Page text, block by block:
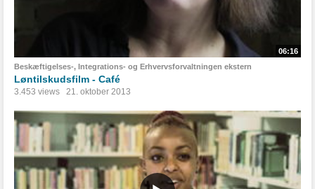
06:16
Beskæftigelses-, Integrations- og Erhvervsforvaltningen ekstern
Løntilskudsfilm - Café
3.453 views 21. oktober 2013